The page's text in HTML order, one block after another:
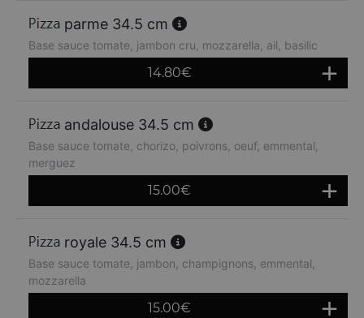
parme 34.5 cm
Base sauce tomate, jambon cru, mozzarella, ail, basilic
14.80€
andalouse 34.5 cm
Base sauce tomate, chorizo, poivrons, oeuf, emmental,
merguez
15.00€
royale 34.5 cm
Base sauce tomate, jambon, champignons, emmental,
mozzarella
15.00€